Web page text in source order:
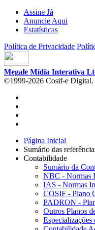
Assine Já
Anuncie Aqui
Estatísticas
Política de Privacidade
Megale Mídia Interativa
©1999-2026 Cosif-e Digital.
Página Inicial
Sumário das
Contabilidade
Sumário da
NBC - Normas
IAS - Normas
COSIF - Plano
PADRON -
Outros Planos